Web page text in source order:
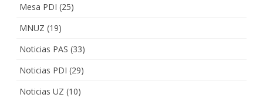
Mesa PDI (25)
MNUZ (19)
Noticias PAS (33)
Noticias PDI (29)
Noticias UZ (10)